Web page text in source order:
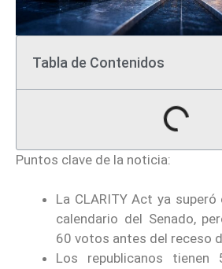
Tabla de Contenidos
Puntos clave de la noticia:
La CLARITY Act ya
calendario del Senado,
60 votos antes del receso
Los republicanos